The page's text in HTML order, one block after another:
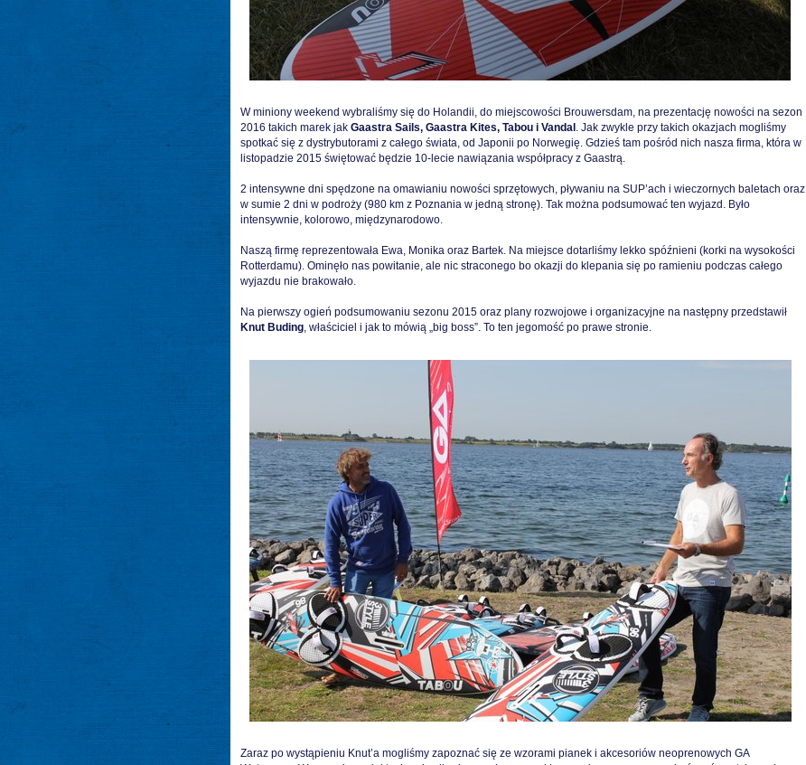
W miniony weekend wybraliśmy się do Holandii, do miejscowości Brouwersdam, na prezentację nowości na sezon
2016 takich marek jak Gaastra Sails, Gaastra Kites, Tabou i Vandal . Jak zwykle przy takich okazjach mogliśmy
spotkać się z dystrybutorami z całego świata, od Japonii po Norwegię. Gdzieś tam pośród nich nasza firma, która w
listopadzie 2015 świętować będzie 10-lecie nawiązania współpracy z Gaastrą.
2 intensywne dni spędzone na omawianiu nowości sprzętowych, pływaniu na SUP’ach i wieczornych baletach oraz
w sumie 2 dni w podroży (980 km z Poznania w jedną stronę). Tak można podsumować ten wyjazd. Było
intensywnie, kolorowo, międzynarodowo.
Naszą firmę reprezentowała Ewa, Monika oraz Bartek. Na miejsce dotarliśmy lekko spóźnieni (korki na wysokości
Rotterdamu). Ominęło nas powitanie, ale nic straconego bo okazji do klepania się po ramieniu podczas całego
wyjazdu nie brakowało.
Na pierwszy ogień podsumowaniu sezonu 2015 oraz plany rozwojowe i organizacyjne na następny przedstawił
Knut Buding, właściciel i jak to mówią „big boss”. To ten jegomość po prawe stronie.
Zaraz po wystąpieniu Knut’a mogliśmy zapoznać się ze wzorami pianek i akcesoriów neoprenowych GA